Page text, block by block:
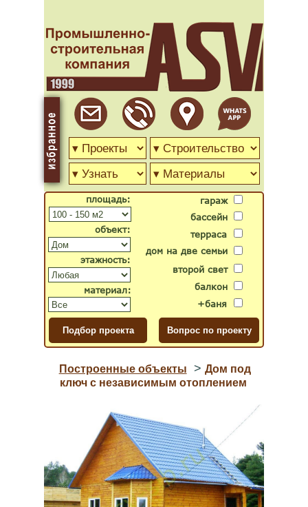
гараж
бассейн
второй свет
дом на две семьи
терраса
балкон
+баня
объект:
материал:
площадь:
этажность:
Построенные объекты > Дом под
ключ с независимым отоплением